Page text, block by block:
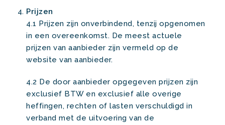
Prijzen
4.1 Prijzen zijn onverbindend, tenzij opgenomen
in een overeenkomst. De meest actuele
prijzen van aanbieder zijn vermeld op de
website van aanbieder.
4.2 De door aanbieder opgegeven prijzen zijn
exclusief BTW en exclusief alle overige
heffingen, rechten of lasten verschuldigd in
verband met de uitvoering van de